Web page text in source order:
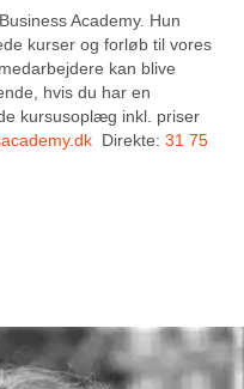
Academy. Hun
kurser og forløb til vores
kan blive
hvis du har en
kursusoplæg inkl. priser
Direkte: 31 75